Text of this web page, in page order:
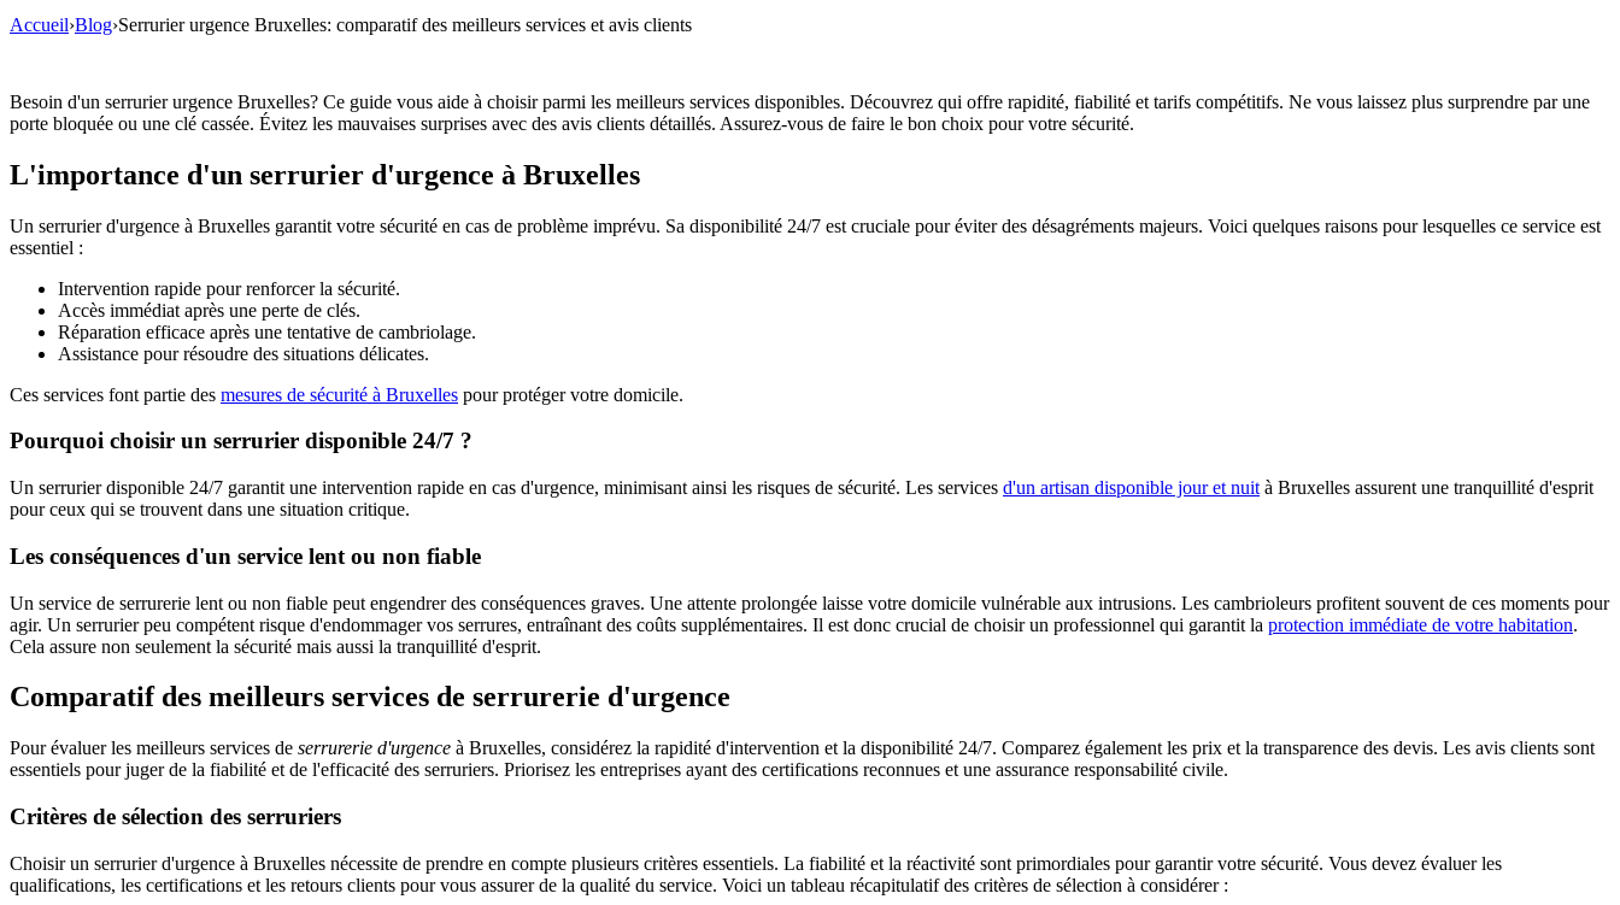
Accueil›Blog›Serrurier urgence Bruxelles: comparatif des meilleurs services et avis clients
Besoin d'un serrurier urgence Bruxelles? Ce guide vous aide à choisir parmi les meilleurs services disponibles. Découvrez qui offre rapidité, fiabilité et tarifs compétitifs. Ne vous laissez plus surprendre par une
porte bloquée ou une clé cassée. Évitez les mauvaises surprises avec des avis clients détaillés. Assurez-vous de faire le bon choix pour votre sécurité.
L'importance d'un serrurier d'urgence à Bruxelles
Un serrurier d'urgence à Bruxelles garantit votre sécurité en cas de problème imprévu. Sa disponibilité 24/7 est cruciale pour éviter des désagréments majeurs. Voici quelques raisons pour lesquelles ce service est
essentiel :
Intervention rapide pour renforcer la sécurité.
Accès immédiat après une perte de clés.
Réparation efficace après une tentative de cambriolage.
Assistance pour résoudre des situations délicates.
Ces services font partie des mesures de sécurité à Bruxelles pour protéger votre domicile.
Pourquoi choisir un serrurier disponible 24/7 ?
Un serrurier disponible 24/7 garantit une intervention rapide en cas d'urgence, minimisant ainsi les risques de sécurité. Les services d'un artisan disponible jour et nuit à Bruxelles assurent une tranquillité d'esprit
pour ceux qui se trouvent dans une situation critique.
Les conséquences d'un service lent ou non fiable
Un service de serrurerie lent ou non fiable peut engendrer des conséquences graves. Une attente prolongée laisse votre domicile vulnérable aux intrusions. Les cambrioleurs profitent souvent de ces moments pour
agir. Un serrurier peu compétent risque d'endommager vos serrures, entraînant des coûts supplémentaires. Il est donc crucial de choisir un professionnel qui garantit la protection immédiate de votre habitation.
Cela assure non seulement la sécurité mais aussi la tranquillité d'esprit.
Comparatif des meilleurs services de serrurerie d'urgence
Pour évaluer les meilleurs services de serrurerie d'urgence à Bruxelles, considérez la rapidité d'intervention et la disponibilité 24/7. Comparez également les prix et la transparence des devis. Les avis clients sont
essentiels pour juger de la fiabilité et de l'efficacité des serruriers. Priorisez les entreprises ayant des certifications reconnues et une assurance responsabilité civile.
Critères de sélection des serruriers
Choisir un serrurier d'urgence à Bruxelles nécessite de prendre en compte plusieurs critères essentiels. La fiabilité et la réactivité sont primordiales pour garantir votre sécurité. Vous devez évaluer les
qualifications, les certifications et les retours clients pour vous assurer de la qualité du service. Voici un tableau récapitulatif des critères de sélection à considérer :